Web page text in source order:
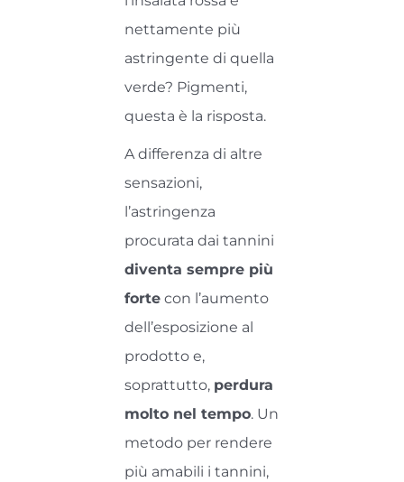
nettamente più
astringente di quella
verde? Pigmenti,
questa è la risposta.
A differenza di altre
sensazioni,
l’astringenza
procurata dai tannini
diventa sempre più
fortecon l’aumento
dell’esposizione al
prodotto e,
soprattutto, perdura
molto nel tempo. Un
metodo per rendere
più amabili i tannini,